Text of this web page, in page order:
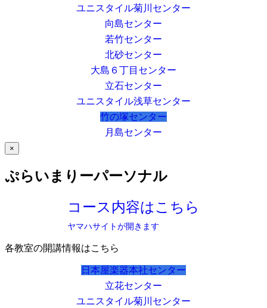
ユニスタイル菊川センター
向島センター
若竹センター
北砂センター
大島６丁目センター
立石センター
ユニスタイル浅草センター
竹の塚センター
月島センター
×
ぷらいまりーパーソナル
コース内容はこちら
ヤマハサイトが開きます
各教室の開講情報はこちら
日本屋楽器本社センター
立花センター
ユニスタイル菊川センター